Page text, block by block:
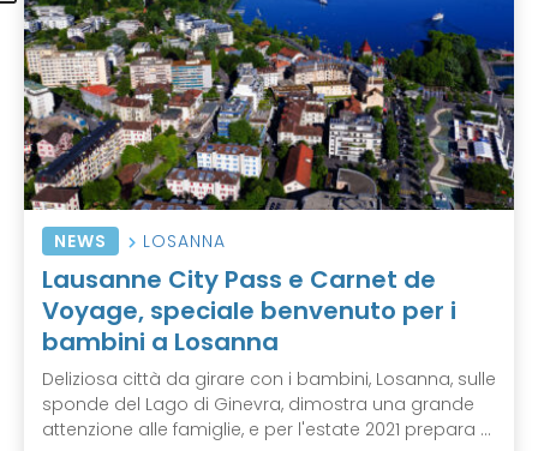
NEWS LOSANNA
Lausanne City Pass e Carnet de
Voyage, speciale benvenuto per i
bambini a Losanna
Deliziosa città da girare con i bambini, Losanna, sulle
sponde del Lago di Ginevra, dimostra una grande
attenzione alle famiglie, e per l'estate 2021 prepara ...